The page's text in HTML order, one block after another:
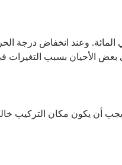
عندما تكون درجة الحرارة القصوى +40 درجة مئوية، لا تتجاوز الرطوبة
أن يكون مكان التركيب